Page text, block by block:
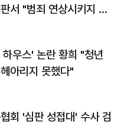
서 "범죄 연상시키지 말
우스' 논란 황희 "청년
아리지 못했다"
회 '심판 성접대' 수사 검